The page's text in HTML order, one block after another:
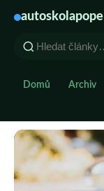
Domů Archiv